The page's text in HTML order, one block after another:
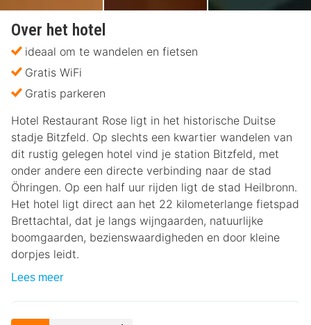
Over het hotel
ideaal om te wandelen en fietsen
Gratis WiFi
Gratis parkeren
Hotel Restaurant Rose ligt in het historische Duitse
stadje Bitzfeld. Op slechts een kwartier wandelen van
dit rustig gelegen hotel vind je station Bitzfeld, met
onder andere een directe verbinding naar de stad
Öhringen. Op een half uur rijden ligt de stad Heilbronn.
Het hotel ligt direct aan het 22 kilometerlange fietspad
Brettachtal, dat je langs wijngaarden, natuurlijke
boomgaarden, bezienswaardigheden en door kleine
dorpjes leidt.
Lees meer